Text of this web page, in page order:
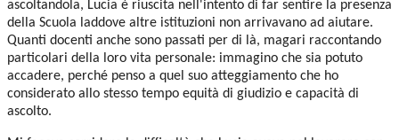
ascoltandola, Lucia è riuscita nell'intento di far sentire la presenza
della Scuola laddove altre istituzioni non arrivavano ad aiutare.
Quanti docenti anche sono passati per di là, magari raccontando
particolari della loro vita personale: immagino che sia potuto
accadere, perché penso a quel suo atteggiamento che ho
considerato allo stesso tempo equità di giudizio e capacità di
ascolto.